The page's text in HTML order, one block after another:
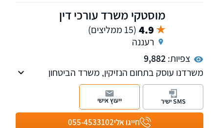
מוסטקי משרד עורכי דין
4.9 (15 ממליצים)
רעננה
צפיות:9,882
משרדנו עוסק בתחום הנזיקין, משרד הביטחון
ותביעות ביטוח מורכבות, לרבות נזקי גוף ותאונות
וייצוג נפגעים מול ביטוח לאומי וחברות הביטוח, ייצוג
אנשי כוחות הביטחון מול אגף השיקום במשרד
הביטחון . שלוחות ברעננה ובחיפה
חייגו אלי055-4533102
SMS ישיר ייעוץ אישי